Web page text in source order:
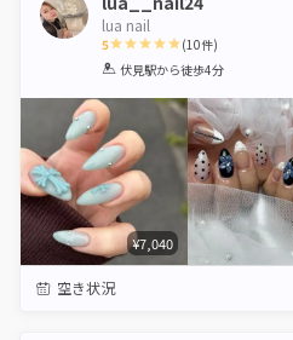
lua nail
5
1 2 3 4 5
(10件)
伏見駅から徒歩4分
¥7,040
空き状況